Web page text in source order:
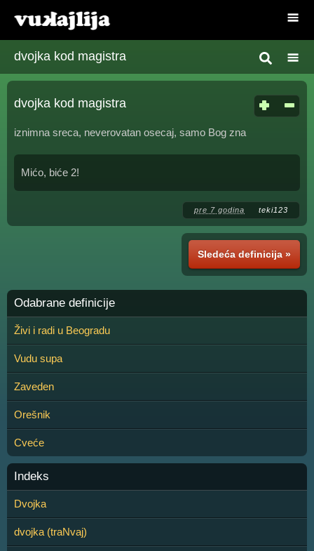
dvojka kod magistra
dvojka kod magistra
iznimna sreca, neverovatan osecaj, samo Bog zna
Mićo, biće 2!
pre 7 godina teki123
Sledeća definicija »
Odabrane definicije
Živi i radi u Beogradu
Vudu supa
Zaveden
Orešnik
Cveće
Indeks
Dvojka
dvojka (traNvaj)